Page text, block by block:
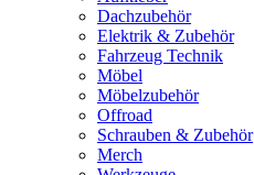
Dachzubehör
Elektrik & Zubehör
Fahrzeug Technik
Möbel
Möbelzubehör
Offroad
Schrauben & Zubehör
Merch